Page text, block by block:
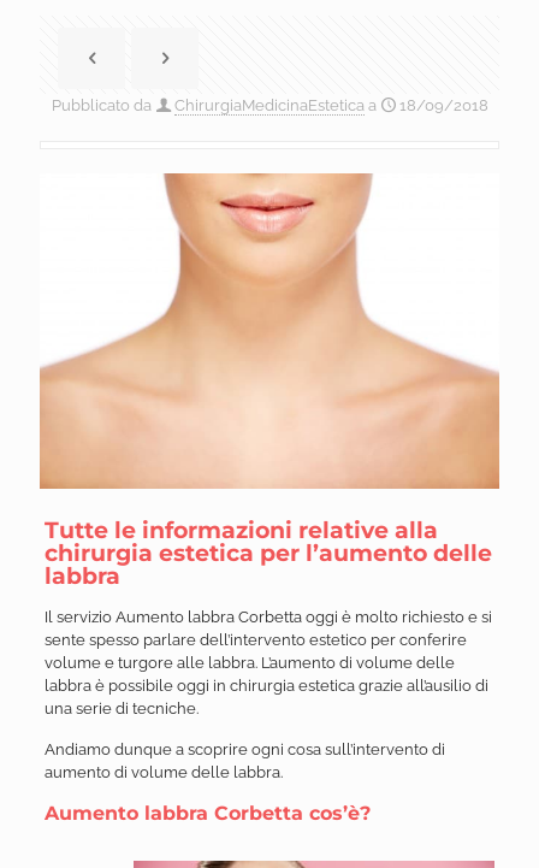
Pubblicato da ChirurgiaMedicinaEstetica a 18/09/2018
Tutte le informazioni relative alla
chirurgia estetica per l’aumento delle
labbra
Il servizio Aumento labbra Corbetta oggi è molto richiesto e si
sente spesso parlare dell’intervento estetico per conferire
volume e turgore alle labbra. L’aumento di volume delle
labbra è possibile oggi in chirurgia estetica grazie all’ausilio di
una serie di tecniche.
Andiamo dunque a scoprire ogni cosa sull’intervento di
aumento di volume delle labbra.
Aumento labbra Corbetta cos’è?